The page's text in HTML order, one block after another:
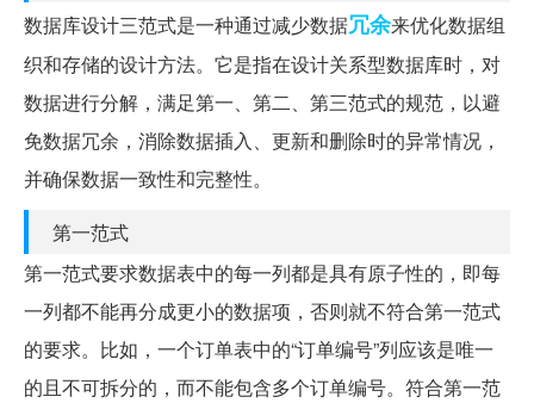
数据库设计三范式是一种通过减少数据冗余来优化数据组
织和存储的设计方法。它是指在设计关系型数据库时，对
数据进行分解，满足第一、第二、第三范式的规范，以避
免数据冗余，消除数据插入、更新和删除时的异常情况，
并确保数据一致性和完整性。
第一范式
第一范式要求数据表中的每一列都是具有原子性的，即每
一列都不能再分成更小的数据项，否则就不符合第一范式
的要求。比如，一个订单表中的“订单编号”列应该是唯一
的且不可拆分的，而不能包含多个订单编号。符合第一范